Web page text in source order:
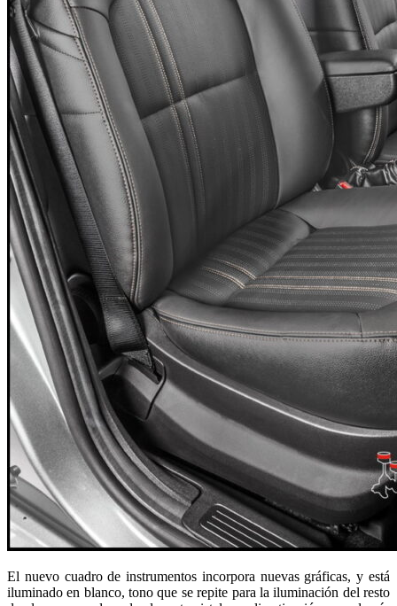
El nuevo cuadro de instrumentos incorpora nuevas gráficas, y está
iluminado en blanco, tono que se repite para la iluminación del resto